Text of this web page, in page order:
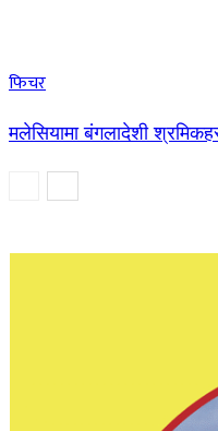
फिचर
मलेसियामा बंगलादेशी